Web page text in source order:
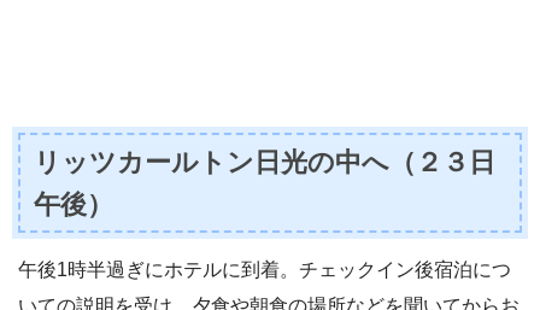
リッツカールトン日光の中へ（２３日
午後）
午後1時半過ぎにホテルに到着。チェックイン後宿泊につ
いての説明を受け、夕食や朝食の場所などを聞いてからお